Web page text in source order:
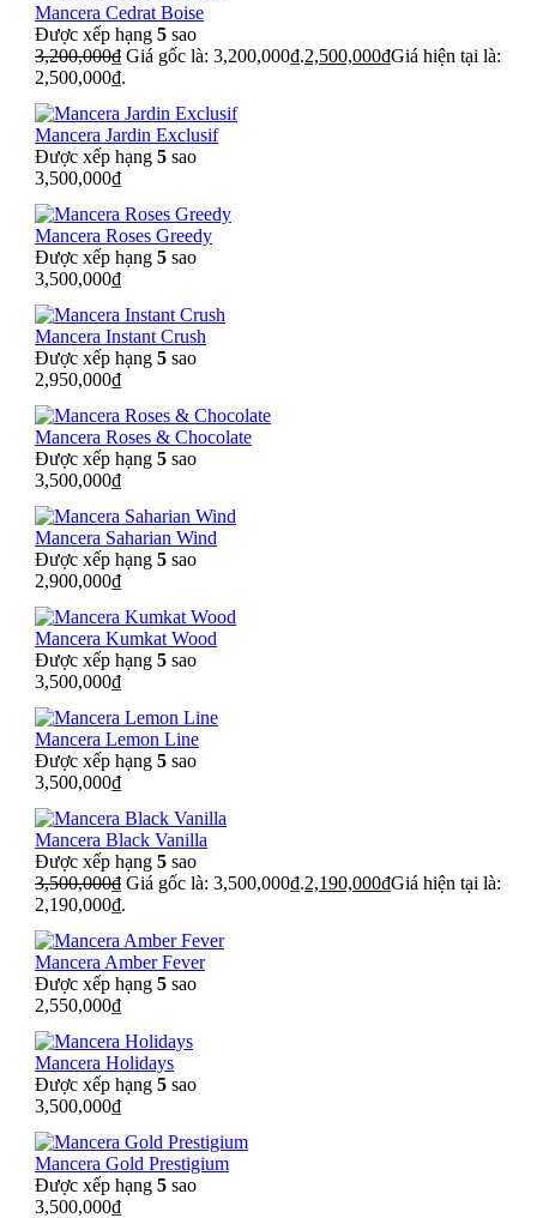
Mancera Cedrat Boise
Được xếp hạng 5 sao
3,200,000₫ Giá gốc là: 3,200,000₫.2,500,000₫Giá hiện tại là:
2,500,000₫.
Mancera Jardin Exclusif
Được xếp hạng 5 sao
3,500,000₫
Mancera Roses Greedy
Được xếp hạng 5 sao
3,500,000₫
Mancera Instant Crush
Được xếp hạng 5 sao
2,950,000₫
Mancera Roses & Chocolate
Được xếp hạng 5 sao
3,500,000₫
Mancera Saharian Wind
Được xếp hạng 5 sao
2,900,000₫
Mancera Kumkat Wood
Được xếp hạng 5 sao
3,500,000₫
Mancera Lemon Line
Được xếp hạng 5 sao
3,500,000₫
Mancera Black Vanilla
Được xếp hạng 5 sao
3,500,000₫ Giá gốc là: 3,500,000₫.2,190,000₫Giá hiện tại là:
2,190,000₫.
Mancera Amber Fever
Được xếp hạng 5 sao
2,550,000₫
Mancera Holidays
Được xếp hạng 5 sao
3,500,000₫
Mancera Gold Prestigium
Được xếp hạng 5 sao
3,500,000₫